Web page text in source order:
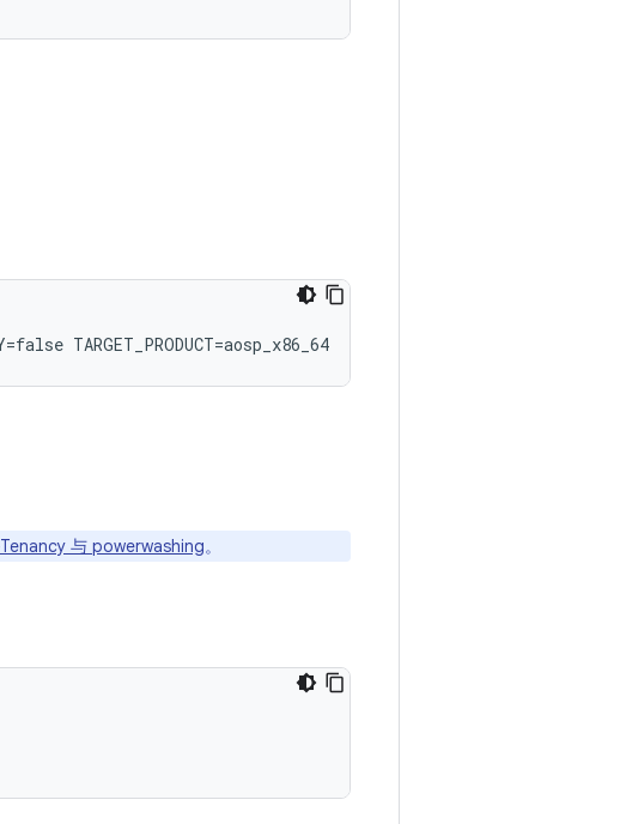
TARGET_PRODUCT=aosp_x86_64
与 powerwashing。